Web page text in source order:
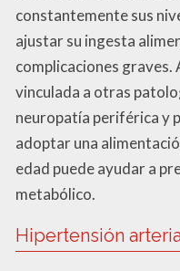
constantemente sus
ajustar su ingesta
complicaciones
vinculada a otras
neuropatía periférica y
adoptar una
edad puede ayudar a
metabólico.
Hipertensión